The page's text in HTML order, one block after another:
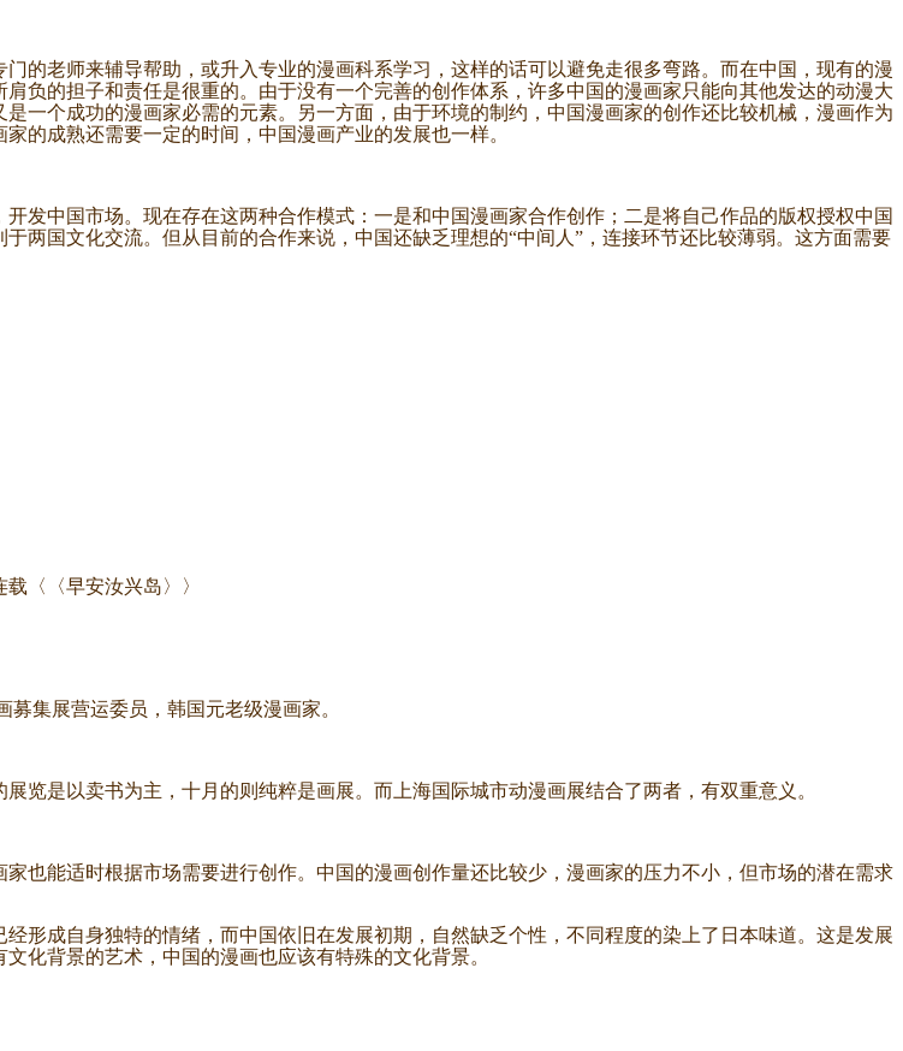
老师来辅导帮助，或升入专业的漫画科系学习，这样的话可以避免走很多弯路。而在中国，现有的漫
负的担子和责任是很重的。由于没有一个完善的创作体系，许多中国的漫画家只能向其他发达的动漫大
一个成功的漫画家必需的元素。另一方面，由于环境的制约，中国漫画家的创作还比较机械，漫画作为
的成熟还需要一定的时间，中国漫画产业的发展也一样。
中国市场。现在存在这两种合作模式：一是和中国漫画家合作创作；二是将自己作品的版权授权中国
两国文化交流。但从目前的合作来说，中国还缺乏理想的“中间人”，连接环节还比较薄弱。这方面需要
〈〈早安汝兴岛〉〉
集展营运委员，韩国元老级漫画家。
是以卖书为主，十月的则纯粹是画展。而上海国际城市动漫画展结合了两者，有双重意义。
能适时根据市场需要进行创作。中国的漫画创作量还比较少，漫画家的压力不小，但市场的潜在需求
成自身独特的情绪，而中国依旧在发展初期，自然缺乏个性，不同程度的染上了日本味道。这是发展
化背景的艺术，中国的漫画也应该有特殊的文化背景。